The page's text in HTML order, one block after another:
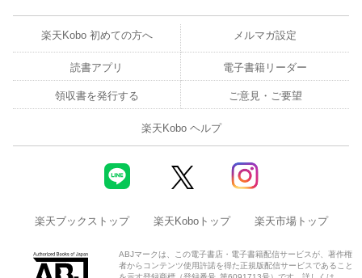
楽天Kobo 初めての方へ メルマガ設定
読書アプリ 電子書籍リーダー
領収書を発行する ご意見・ご要望
楽天Kobo ヘルプ
楽天ブックストップ 楽天Koboトップ 楽天市場トップ
ABJマークは、この電子書店・電子書籍配信サービスが、著作権
者からコンテンツ使用許諾を得た正規版配信サービスであること